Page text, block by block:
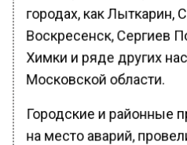
городах, как Лыткарин,
Воскресенск, Сергиев
Химки и ряде других
Московской области.
Городские и районные
на место аварий,